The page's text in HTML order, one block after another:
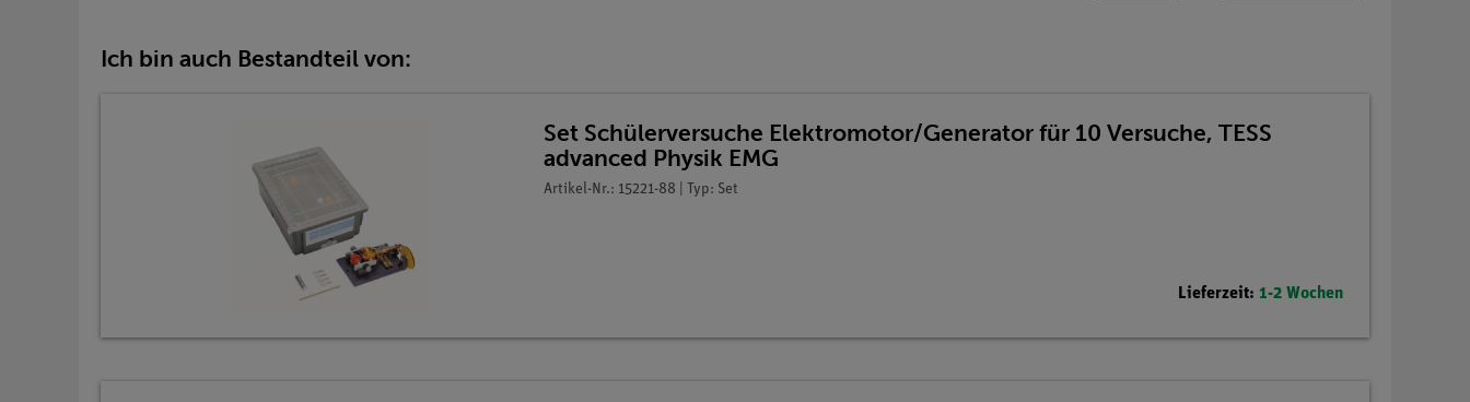
Ich bin auch Bestandteil von:
Set Schülerversuche Elektromotor/Generator für 10 Versuche, TESS
advanced Physik EMG
Artikel-Nr.: 15221-88 | Typ: Set
Lieferzeit: 1-2 Wochen